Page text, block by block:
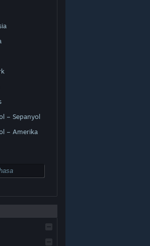
terpelihara. Semua
pemilik masing-masing
– Sepanyol
– Amerika